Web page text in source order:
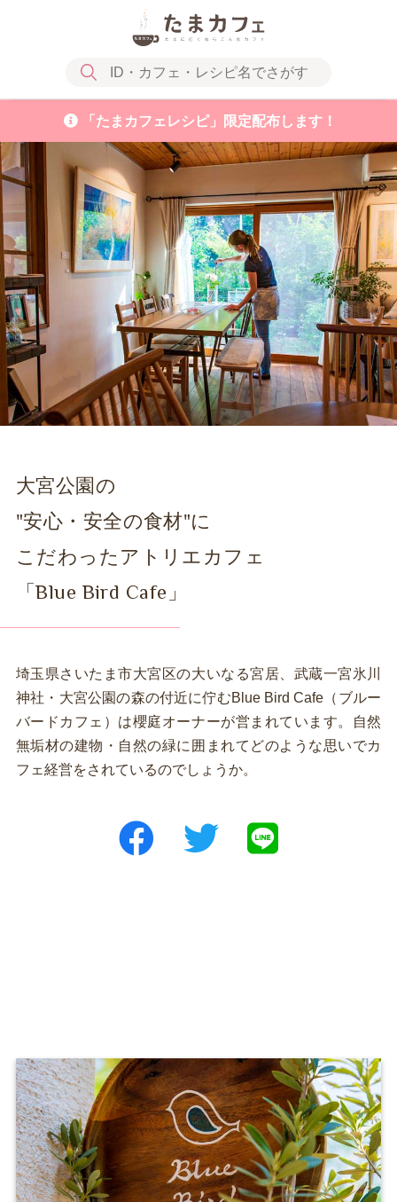
「たまカフェレシピ」限定配布します！
大宮公園の
"安心・安全の食材"に
こだわったアトリエカフェ
「Blue Bird Cafe」
埼玉県さいたま市大宮区の大いなる宮居、武蔵一宮氷川
神社・大宮公園の森の付近に佇むBlue Bird Cafe（ブルー
バードカフェ）は櫻庭オーナーが営まれています。自然
無垢材の建物・自然の緑に囲まれてどのような思いでカ
フェ経営をされているのでしょうか。